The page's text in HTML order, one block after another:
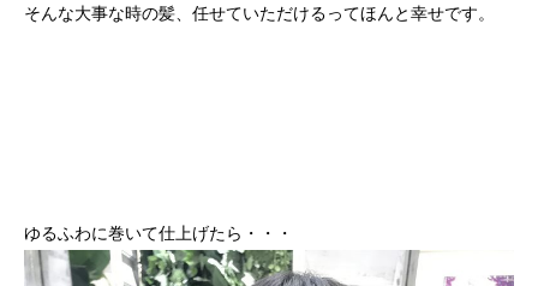
そんな大事な時の髪、任せていただけるってほんと幸せです。
ゆるふわに巻いて仕上げたら・・・